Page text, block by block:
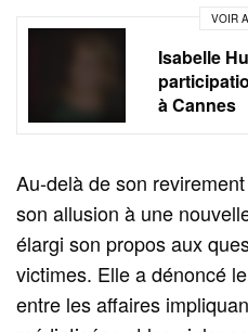
VOIR
Isabelle
à Cannes
Au-delà de son
son allusion à une
élargi son propos aux
victimes. Elle a dénoncé
entre les affaires